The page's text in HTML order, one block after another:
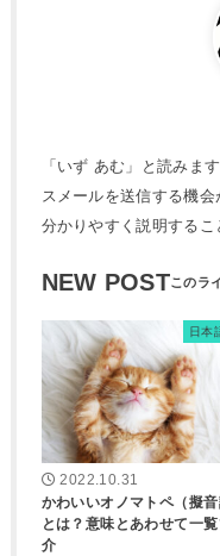
「いず あむ」と読みま
スメールを送信する機会
分かりやすく説明するこ
NEW POST
日本
2022.10.31
かわいいオノマトペ（擬音
とは？意味とあわせて一
介